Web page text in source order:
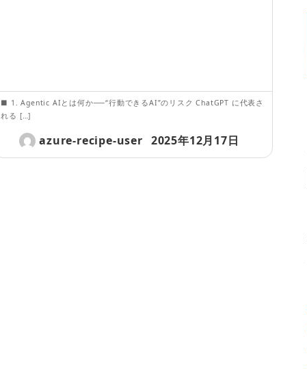
■ 1. Agentic AIとは何か──“行動できるAI”のリスク ChatGPT に代表さ
れる […]
azure-recipe-user 2025年12月17日